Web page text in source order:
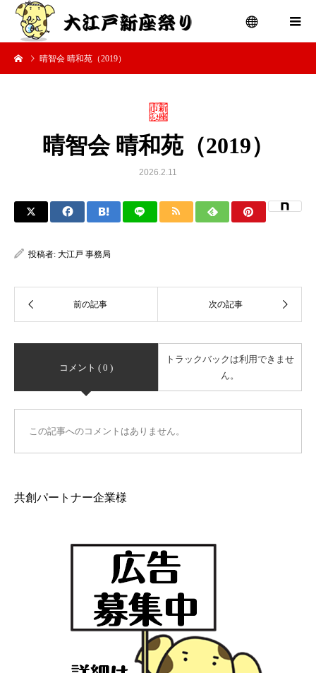
晴智会 晴和苑（2019）
晴智会 晴和苑（2019）
2026.2.11
投稿者: 大江戸 事務局
コメント ( 0 )
トラックバックは利用できませ
ん。
この記事へのコメントはありません。
共創パートナー企業様